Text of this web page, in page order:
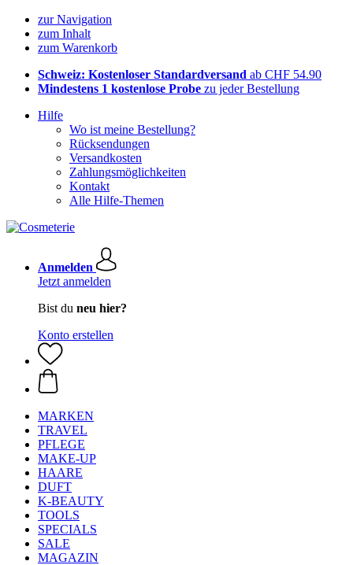
zur Navigation
zum Inhalt
zum Warenkorb
Schweiz: Kostenloser Standardversand ab CHF 54.90
Mindestens 1 kostenlose Probe zu jeder Bestellung
Hilfe
Wo ist meine Bestellung?
Rücksendungen
Versandkosten
Zahlungsmöglichkeiten
Kontakt
Alle Hilfe-Themen
Anmelden
Jetzt anmelden
Bist du neu hier?
Konto erstellen
MARKEN
TRAVEL
PFLEGE
MAKE-UP
HAARE
DUFT
K-BEAUTY
TOOLS
SPECIALS
SALE
MAGAZIN